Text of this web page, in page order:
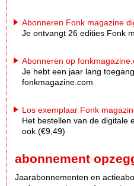
Abonneren Fonk magazine
Je ontvangt 26 edities Fonk
Abonneren op
Je hebt een jaar lang
fonkmagazine.com
Los exemplaar Fonk
Het bestellen van de digitale
ook (€9,49)
abonnement
Jaarabonnementen en